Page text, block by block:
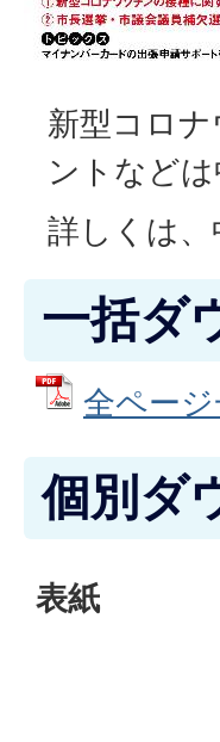
新型コロ
ントなど
詳しくは、
一括ダ
全ペー
個別ダ
表紙